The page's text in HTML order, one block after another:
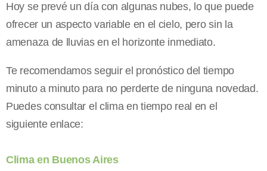
Hoy se prevé un día con algunas nubes, lo que puede
ofrecer un aspecto variable en el cielo, pero sin la
amenaza de lluvias en el horizonte inmediato.
Te recomendamos seguir el pronóstico del tiempo
minuto a minuto para no perderte de ninguna novedad.
Puedes consultar el clima en tiempo real en el
siguiente enlace:
Clima en Buenos Aires